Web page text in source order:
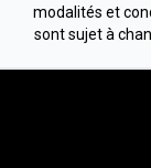
modalités et
sont sujet à